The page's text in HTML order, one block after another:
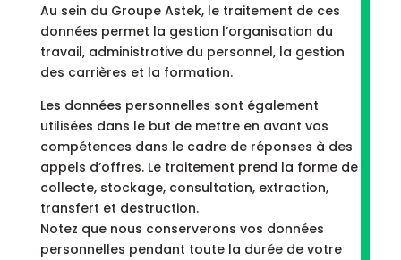
Au sein du Groupe Astek, le traitement de ces
données permet la gestion l’organisation du
travail, administrative du personnel, la gestion
des carrières et la formation.
Les données personnelles sont également
utilisées dans le but de mettre en avant vos
compétences dans le cadre de réponses à des
appels d’offres. Le traitement prend la forme de
collecte, stockage, consultation, extraction,
transfert et destruction.
Notez que nous conserverons vos données
personnelles pendant toute la durée de votre